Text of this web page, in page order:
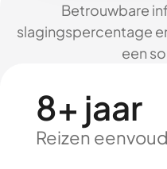
Betrouwbare
slagingspercentage
een
8+ jaar
Reizen